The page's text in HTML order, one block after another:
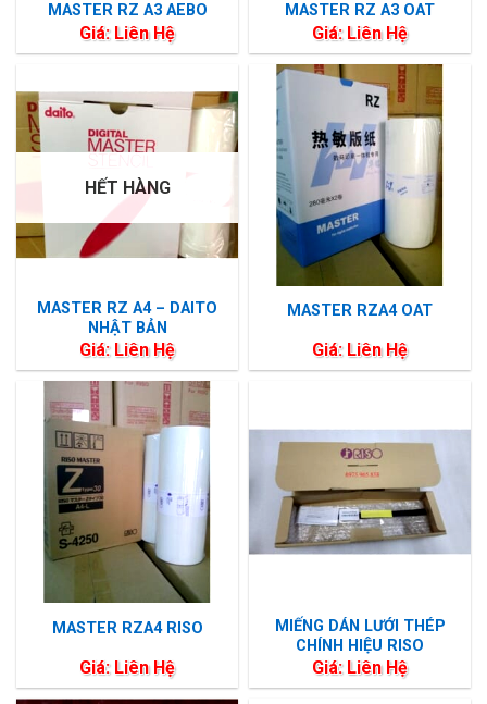
MASTER RZ A3 AEBO
Giá: Liên Hệ
MASTER RZ A3 OAT
Giá: Liên Hệ
HẾT HÀNG
MASTER RZ A4 – DAITO
NHẬT BẢN
Giá: Liên Hệ
MASTER RZA4 OAT
Giá: Liên Hệ
MASTER RZA4 RISO
Giá: Liên Hệ
MIẾNG DÁN LƯỚI THÉP
CHÍNH HIỆU RISO
Giá: Liên Hệ